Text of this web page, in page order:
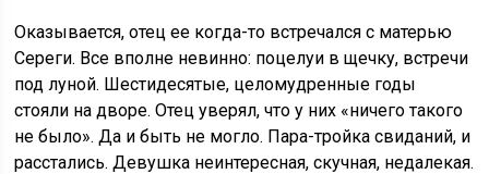
Оказывается, отец ее когда-то встречался с матерью
Сереги. Все вполне невинно: поцелуи в щечку, встречи
под луной. Шестидесятые, целомудренные годы
стояли на дворе. Отец уверял, что у них «ничего такого
не было». Да и быть не могло. Пара-тройка свиданий, и
расстались. Девушка неинтересная, скучная, недалекая.